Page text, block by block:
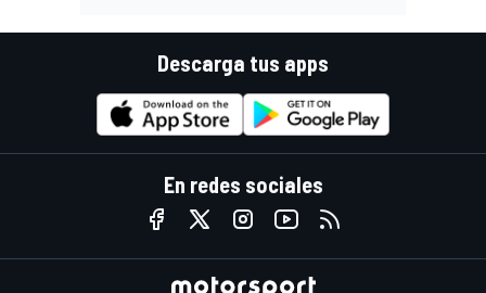
Descarga tus apps
En redes sociales